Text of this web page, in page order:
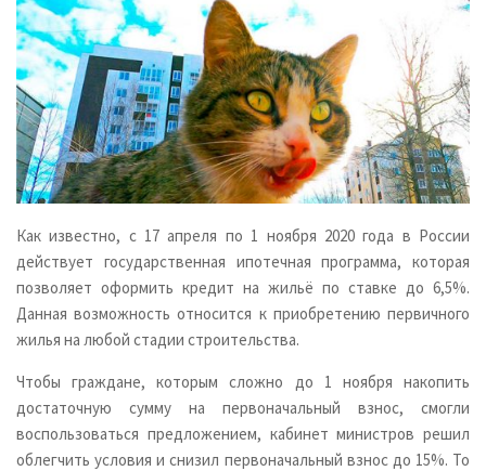
Как известно, с 17 апреля по 1 ноября 2020 года в России
действует государственная ипотечная программа, которая
позволяет оформить кредит на жильё по ставке до 6,5%.
Данная возможность относится к приобретению первичного
жилья на любой стадии строительства.
Чтобы граждане, которым сложно до 1 ноября накопить
достаточную сумму на первоначальный взнос, смогли
воспользоваться предложением, кабинет министров решил
облегчить условия и снизил первоначальный взнос до 15%. То